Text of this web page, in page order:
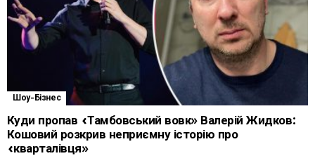
Шоу-Бізнес
Куди пропав «Тамбовський вовк» Валерій Жидков:
Кошовий розкрив неприємну історію про
«кварталівця»